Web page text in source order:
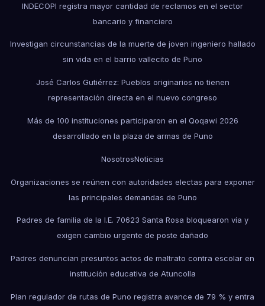
INDECOPI registra mayor cantidad de reclamos en el sector
bancario y financiero
Investigan circunstancias de la muerte de joven ingeniero hallado
sin vida en el barrio vallecito de Puno
José Carlos Gutiérrez: Pueblos originarios no tienen
representación directa en el nuevo congreso
Más de 100 instituciones participaron en el Qoqawi 2026
desarrollado en la plaza de armas de Puno
NosotrosNoticias
Organizaciones se reúnen con autoridades electas para exponer
las principales demandas de Puno
Padres de familia de la I.E. 70623 Santa Rosa bloquearon vía y
exigen cambio urgente de poste dañado
Padres denuncian presuntos actos de maltrato contra escolar en
institución educativa de Atuncolla
Plan regulador de rutas de Puno registra avance de 79 % y entra